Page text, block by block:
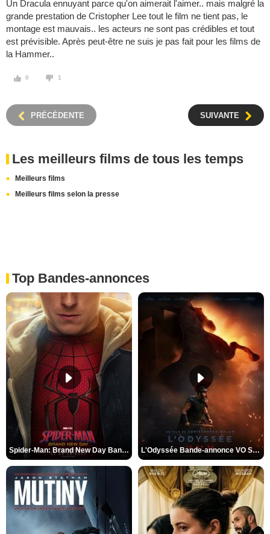
Un Dracula ennuyant parce qu'on aimerait l'aimer.. mais malgré la
grande prestation de Cristopher Lee tout le film ne tient pas, le
montage est mauvais.. les acteurs ne sont pas crédibles et tout
est prévisible. Après peut-être ne suis je pas fait pour les films de
la Hammer..
0 1
PRÉCÉDENTE SUIVANTE
Les meilleurs films de tous les temps
Meilleurs films
Meilleurs films selon la presse
Top Bandes-annonces
Spider-Man: Brand New Day Bande-annonce VO STFR L'Odyssée Bande-annonce VO STFR